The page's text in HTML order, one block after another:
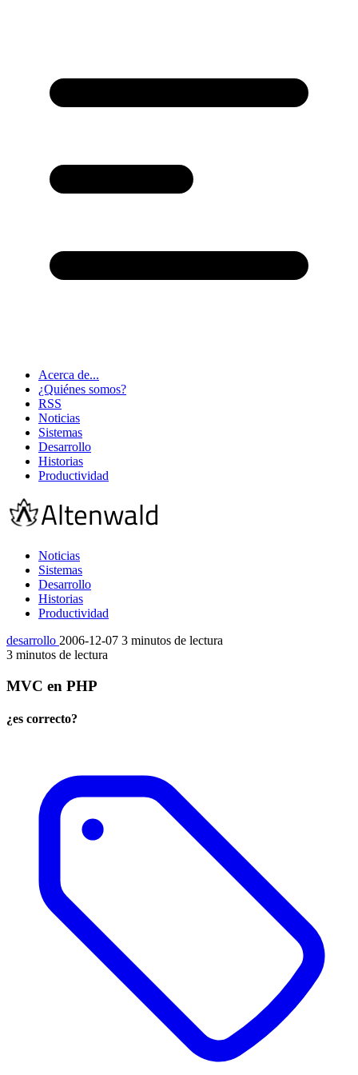
Acerca de...
¿Quiénes somos?
RSS
Noticias
Sistemas
Desarrollo
Historias
Productividad
Noticias
Sistemas
Desarrollo
Historias
Productividad
desarrollo 2006-12-07 3 minutos de lectura
3 minutos de lectura
MVC en PHP
¿es correcto?